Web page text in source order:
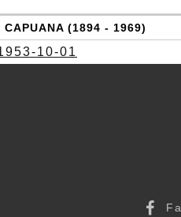
(1894 - 1969)
10-01